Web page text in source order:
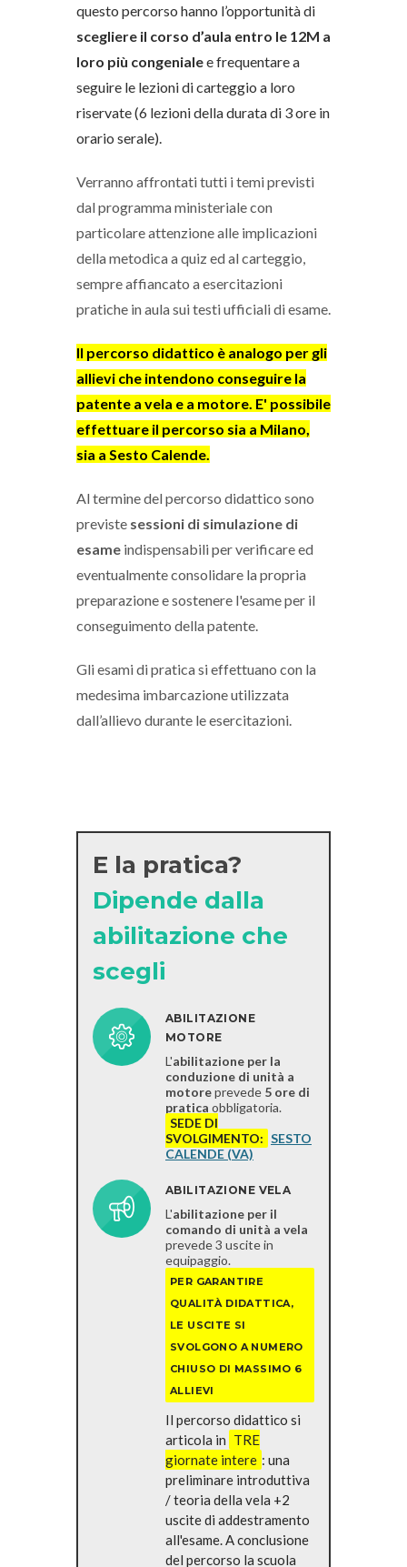
questo percorso hanno l’opportunità di
scegliere il corso d’aula entro le 12M a
loro più congenialee frequentare a
seguire le lezioni di carteggio a loro
riservate (6 lezioni della durata di 3 ore in
orario serale).
Verranno affrontati tutti i temi previsti
dal programma ministeriale con
particolare attenzione alle implicazioni
della metodica a quiz ed al carteggio,
sempre affiancato a esercitazioni
pratiche in aula sui testi ufficiali di esame.
Il percorso didattico è analogo per gli
allievi che intendono conseguire la
patente a vela e a motore. E' possibile
effettuare il percorso sia a Milano,
sia a Sesto Calende.
Al termine del percorso didattico sono
previste sessioni di simulazione di
esame indispensabili per verificare ed
eventualmente consolidare la propria
preparazione e sostenere l'esame per il
conseguimento della patente.
Gli esami di pratica si effettuano con la
medesima imbarcazione utilizzata
dall’allievo durante le esercitazioni.
E la pratica?
Dipende dalla
abilitazione che
scegli
ABILITAZIONE
MOTORE
L'abilitazione per la
conduzione di unità a
motoreprevede 5 ore di
pratica obbligatoria.
SEDE DI
SVOLGIMENTO: SESTO
CALENDE (VA)
ABILITAZIONE VELA
L'abilitazione per il
comando di unità a vela
prevede 3 uscite in
equipaggio.
PER GARANTIRE
QUALITÀ DIDATTICA,
LE USCITE SI
SVOLGONO A NUMERO
CHIUSO DI MASSIMO 6
ALLIEVI
Il percorso didattico si
articola in TRE
giornate intere : una
preliminare introduttiva
/ teoria della vela +2
uscite di addestramento
all'esame. A conclusione
del percorso la scuola